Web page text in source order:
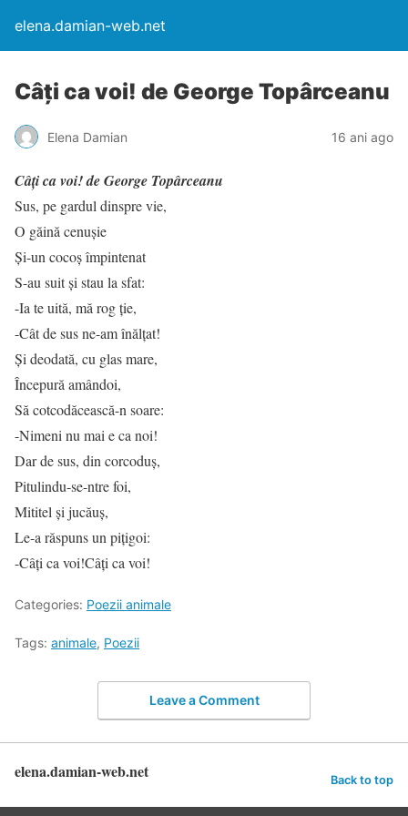
elena.damian-web.net
Câţi ca voi! de George Topârceanu
Elena Damian 16 ani ago
Câţi ca voi! de George Topârceanu
Sus, pe gardul dinspre vie,
O găină cenuşie
Şi-un cocoş împintenat
S-au suit şi stau la sfat:
-Ia te uită, mă rog ţie,
-Cât de sus ne-am înălţat!
Şi deodată, cu glas mare,
Începură amândoi,
Să cotcodăcească-n soare:
-Nimeni nu mai e ca noi!
Dar de sus, din corcoduş,
Pitulindu-se-ntre foi,
Mititel şi jucăuş,
Le-a răspuns un piţigoi:
-Câţi ca voi!Câţi ca voi!
Categories: Poezii animale
Tags: animale, Poezii
Leave a Comment
elena.damian-web.net Back to top